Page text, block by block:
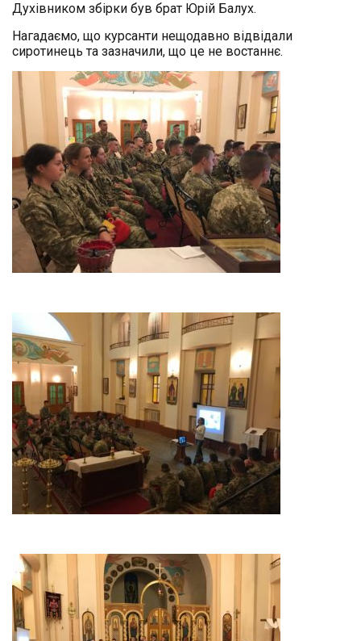
Духівником збірки був брат Юрій Балух.
Нагадаємо, що курсанти нещодавно відвідали
сиротинець та зазначили, що це не востаннє.